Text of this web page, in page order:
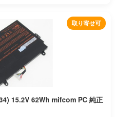
取り寄せ可
62Wh mifcom PC 純正